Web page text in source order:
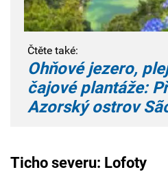
Čtěte také:
Ohňové jezero,
čajové plantáže:
Azorský ostrov
Ticho severu: Lofoty